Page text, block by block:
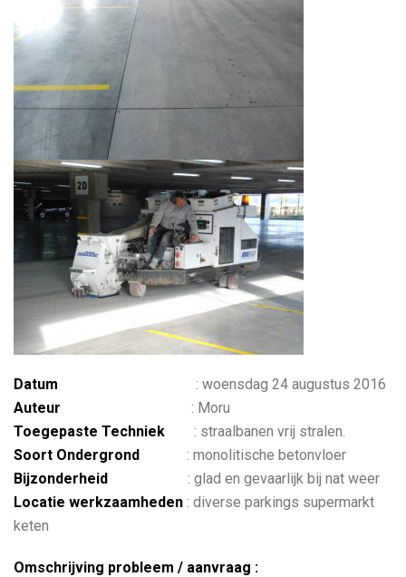
Datum
: woensdag 24 augustus 2016
Auteur : Moru
Toegepaste Techniek
: straalbanen vrij stralen.
Soort Ondergrond
: monolitische betonvloer
Bijzonderheid
: glad en gevaarlijk bij nat weer
Locatie werkzaamheden : diverse parkings supermarkt
keten
Omschrijving probleem / aanvraag :